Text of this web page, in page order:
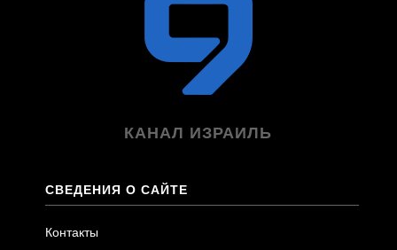
КАНАЛ ИЗРАИЛЬ
СВЕДЕНИЯ О САЙТЕ
Контакты